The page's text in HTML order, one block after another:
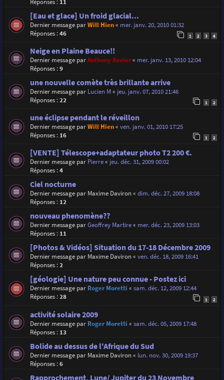
[Eau et glace] Un froid glacial...
Dernier message parWill Hien« mer. janv. 20, 2010 01:32
Réponses :46 1 2 3 4
Neige en Plaine Beauce!!
Dernier message parAnthony Xavier« mer. janv. 13, 2010 12:04
Réponses :9
une nouvelle comète très brillante arrive
Dernier message par Lucien M« jeu. janv. 07, 2010 21:46
Réponses :22 1 2
une éclipse pendant le réveillon
Dernier message parWill Hien« ven. janv. 01, 2010 17:25
Réponses : 16 1 2
[VENTE] Télescope+adaptateur photo T2 200 €.
Dernier message par Pierre« jeu. déc. 31, 2009 00:02
Réponses :4
Ciel nocturne
Dernier message par Maxime Daviron« dim. déc. 27, 2009 18:08
Réponses : 12
nouveau phenomène??
Dernier message parGeoffrey Martire« mer. déc. 23, 2009 13:03
Réponses : 11
[Photos & Vidéos] Situation du 17-18 Décembre 2009
Dernier message par Maxime Daviron« ven. déc. 18, 2009 16:41
Réponses :2
[géologie] Une nature peu connue - Postez ici
Dernier message par Roger Moretti « sam. déc. 12, 2009 12:44
Réponses :28 1 2
activité solaire 2009
Dernier message par Roger Moretti « sam. déc. 05, 2009 17:48
Réponses : 13
Bolide au dessus de l'Afrique du Sud
Dernier message par Maxime Daviron« lun. nov. 30, 2009 19:37
Réponses :6
Rapprochement, Lune/ Jupiter du 23 Novembre